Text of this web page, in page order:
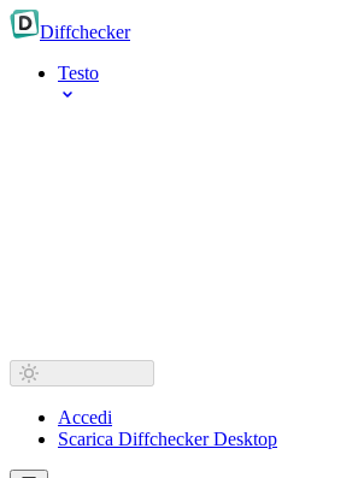
Diffchecker
Testo
Accedi
Scarica Diffchecker Desktop